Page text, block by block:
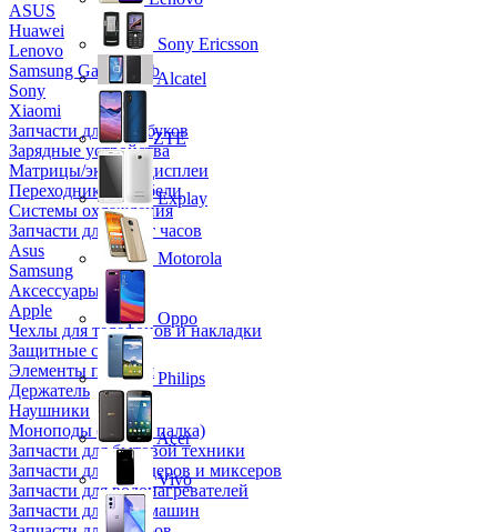
ASUS
Huawei
Lenovo
Samsung Galaxy Tab
Sony
Xiaomi
Запчасти для ноутбуков
Зарядные устройства
Матрицы/экраны/дисплеи
Переходники и кабели
Системы охлаждения
Запчасти для смарт часов
Asus
Samsung
Аксессуары
Apple
Чехлы для телефонов и накладки
Защитные стекла
Элементы питания
Держатель
Наушники
Моноподы (Селфи палка)
Запчасти для бытовой техники
Запчасти для блендеров и миксеров
Запчасти для водонагревателей
Запчасти для кофемашин
Sony Ericsson
Alcatel
ZTE
Explay
Motorola
Oppo
Philips
Acer
Vivo